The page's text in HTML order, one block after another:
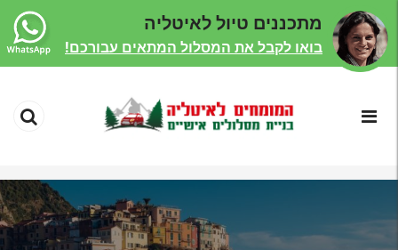
מתכננים טיול לאיטליה
בואו לקבל את המסלול המתאים עבורכם!